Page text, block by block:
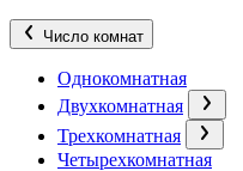
Число комнат
Однокомнатная
Двухкомнатная
Трехкомнатная
Четырехкомнатная